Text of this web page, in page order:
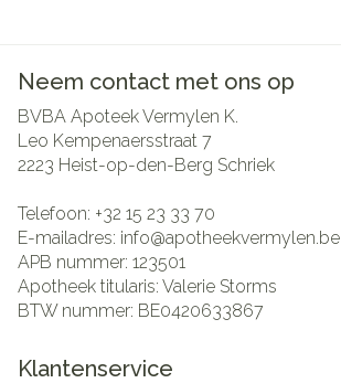
Neem contact met ons op
BVBA Apoteek Vermylen K.
Leo Kempenaersstraat 7
2223 Heist-op-den-Berg Schriek
Telefoon: +32 15 23 33 70
E-mailadres: info@apotheekvermylen.be
APB nummer: 123501
Apotheek titularis: Valerie Storms
BTW nummer: BE0420633867
Klantenservice